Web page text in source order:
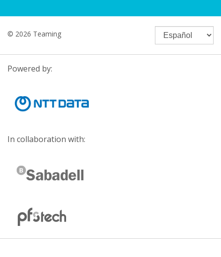
© 2026 Teaming
Powered by:
In collaboration with: